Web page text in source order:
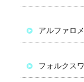
アルファロ
フォルクス